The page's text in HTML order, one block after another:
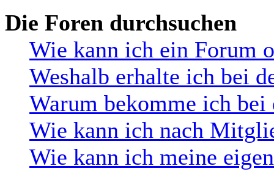
Die Foren durchsuchen
Wie kann ich ein Forum
Weshalb erhalte ich bei
Warum bekomme ich bei
Wie kann ich nach
Wie kann ich meine